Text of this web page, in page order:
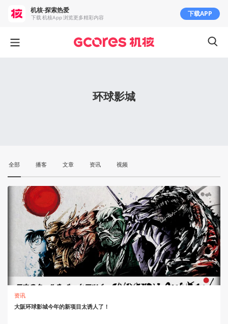
环球影城
全部 播客 文章 资讯 视频
资讯
大阪环球影城今年的新项目太诱人了！
机核-探索热爱
下载 机核App 浏览更多精彩内容 下载APP